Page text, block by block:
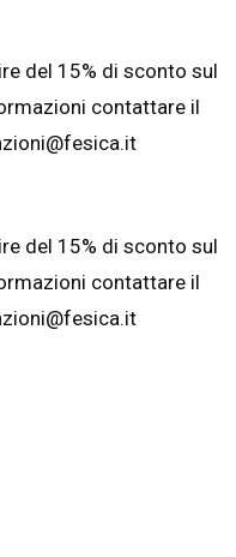
del 15% di sconto sul
contattare il
del 15% di sconto sul
contattare il